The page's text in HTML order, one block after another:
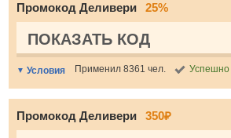
Промокод Деливери 25%
ПОКАЗАТЬ КОД
Условия Применил 8361 чел. Успешно
Промокод Деливери 350₽